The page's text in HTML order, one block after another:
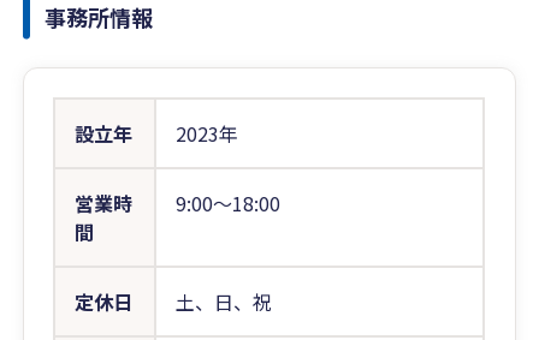
事務所情報
設立年 2023年
営業時
間
9:00〜18:00
定休日 土、日、祝